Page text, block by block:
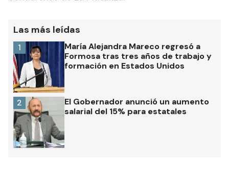
Las más leídas
María Alejandra Mareco regresó a
Formosa tras tres años de trabajo y
formación en Estados Unidos
1
El Gobernador anunció un aumento
salarial del 15% para estatales
2